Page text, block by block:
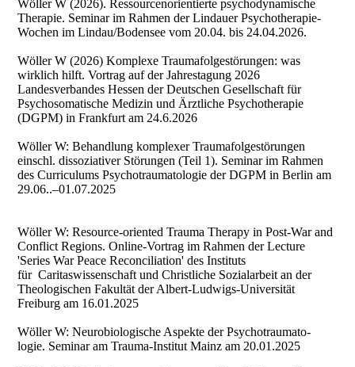
Wöller W (2026). Ressourcenorientierte psychodynamische
Therapie. Seminar im Rahmen der Lindauer Psychotherapie-
Wochen im Lindau/Bodensee vom 20.04. bis 24.04.2026.
Wöller W (2026) Komplexe Traumafolgestörungen: was
wirklich hilft. Vortrag auf der Jahrestagung 2026
Landesverbandes Hessen der Deutschen Gesellschaft für
Psychosomatische Medizin und Ärztliche Psychotherapie
(DGPM) in Frankfurt am 24.6.2026
Wöller W: Behandlung komplexer Traumafolgestörungen
einschl. dissoziativer Störungen (Teil 1). Seminar im Rahmen
des Curriculums Psychotraumatologie der DGPM in Berlin am
29.06..–01.07.2025
Wöller W: Resource-oriented Trauma Therapy in Post-War and
Conflict Regions. Online-Vortrag im Rahmen der Lecture
'Series War Peace Reconciliation' des Instituts
für Caritaswissenschaft und Christliche Sozialarbeit an der
Theologischen Fakultät der Albert-Ludwigs-Universität
Freiburg am 16.01.2025
Wöller W: Neurobiologische Aspekte der Psychotraumato-
logie. Seminar am Trauma-Institut Mainz am 20.01.2025